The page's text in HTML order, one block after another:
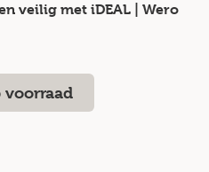
veilig met iDEAL | Wero